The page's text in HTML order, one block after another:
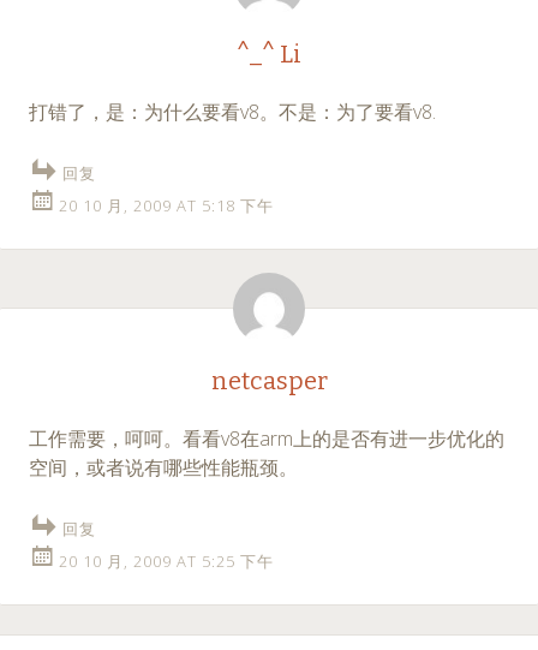
^_^ Li
打错了，是：为什么要看v8。不是：为了要看v8.
回复
20 10 月, 2009 AT 5:18 下午
netcasper
工作需要，呵呵。看看v8在arm上的是否有进一步优化的
空间，或者说有哪些性能瓶颈。
回复
20 10 月, 2009 AT 5:25 下午